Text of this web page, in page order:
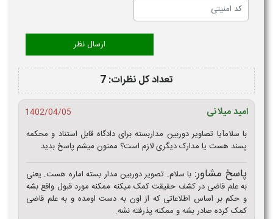
تعداد کل نظرات: 7
امید میلانی
1402/04/05
با سلامآیا تصاویر دوربین مداربسته برای دادگاه قابل استناد و محکمه
پسند هست یا مدارک دیگری لازم است؟ ممنون میشم پاسخ بدید
پاسخ مشاور: با سلام. تصویر دوربین مدار بسته اماره هست. یعنی
به علم قاضی در کشف حقیقت کمک میکنه ممکنه مورد قبول واقع بشه
و حکم بر اساس اطلاعاتی که از اون به دست اومده و به علم قاضی
کمک کرده صادر بشه و ممکنه پذرفته نشه.